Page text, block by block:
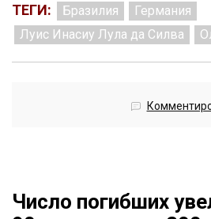
ТЕГИ: Бразилия
Германия
Луис Инасиу Лула да Силва
Число погибших